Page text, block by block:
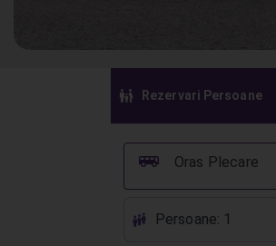
󱠣 Rezervari Persoane
Oras Plecare
󰞠
󱕱 Persoane: 1